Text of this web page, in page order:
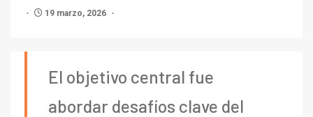
19 marzo, 2026
El objetivo central fue
abordar desafíos clave del